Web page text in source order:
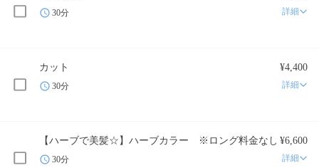
30分 詳細
カット ¥4,400
30分 詳細
【ハーブで美髪☆】ハーブカラー ※ロング料金なし ¥6,600
30分 詳細